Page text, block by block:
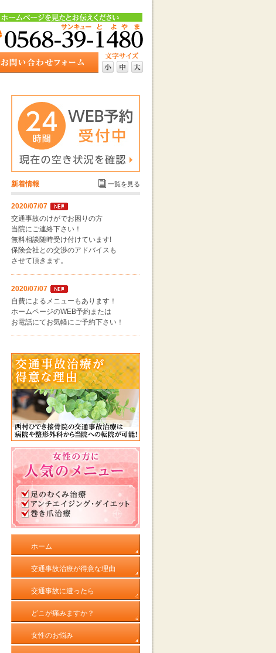
新着情報 一覧を見る
2020/07/07
交通事故のけがでお困りの方
当院にご連絡下さい！
無料相談随時受け付けています!
保険会社との交渉のアドバイスも
させて頂きます。
2020/07/07
自費によるメニューもあります！
ホームページのWEB予約または
お電話にてお気軽にご予約下さい！
ホーム
交通事故治療が得意な理由
交通事故に遭ったら
どこが痛みますか？
女性のお悩み